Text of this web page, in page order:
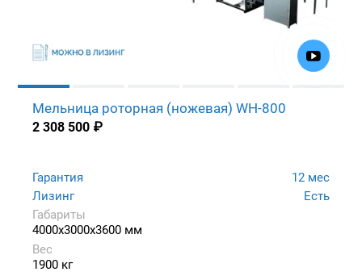
Мельница роторная (ножевая) WH-800
2 308 500 ₽
Гарантия
12 мес
Лизинг
Есть
Габариты
4000x3000x3600 мм
Вес
1900 кг